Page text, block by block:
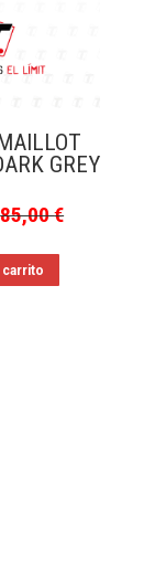
GREY
85,00€
carrito